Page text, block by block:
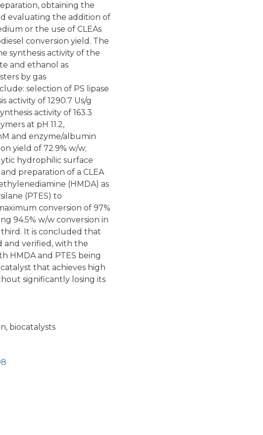
obtaining the
evaluating the addition of
or the use of CLEAs
conversion yield. The
synthesis activity of the
and ethanol as
by gas
selection of PS lipase
activity of 1290.7 Us/g
activity of 163.3
at pH 11.2,
and enzyme/albumin
yield of 72.9% w/w;
hydrophilic surface
preparation of a CLEA
(HMDA) as
(PTES) to
conversion of 97%
94.5% w/w conversion in
It is concluded that
and verified, with the
HMDA and PTES being
that achieves high
significantly losing its
, biocatalysts